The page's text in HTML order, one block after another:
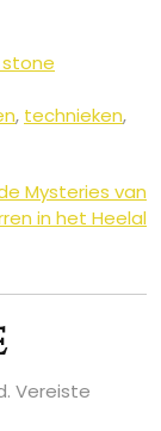
, technieken,
Mysteries van
in het Heelal
Vereiste